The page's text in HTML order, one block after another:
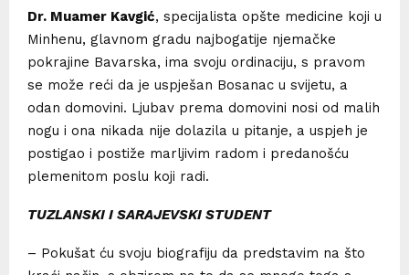
Dr. Muamer Kavgić, specijalista opšte medicine koji u
Minhenu, glavnom gradu najbogatije njemačke
pokrajine Bavarska, ima svoju ordinaciju, s pravom
se može reći da je uspješan Bosanac u svijetu, a
odan domovini. Ljubav prema domovini nosi od malih
nogu i ona nikada nije dolazila u pitanje, a uspjeh je
postigao i postiže marljivim radom i predanošću
plemenitom poslu koji radi.
TUZLANSKI I SARAJEVSKI STUDENT
– Pokušat ću svoju biografiju da predstavim na što